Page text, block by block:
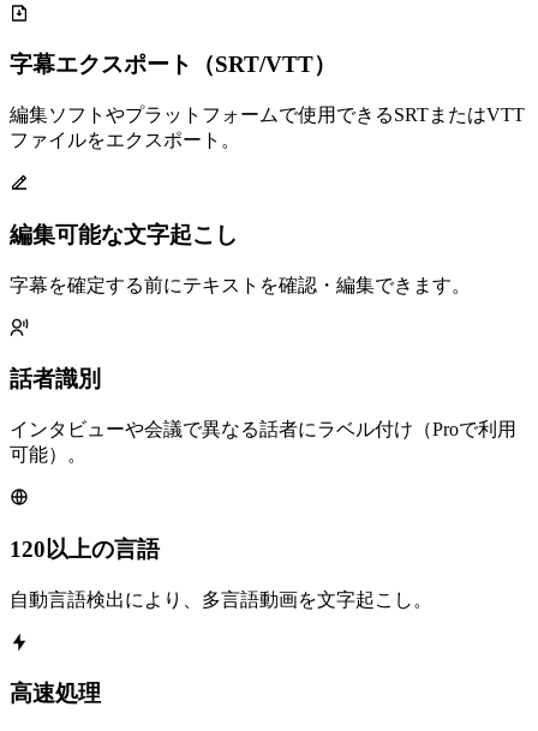
字幕エクスポート（SRT/VTT）
編集ソフトやプラットフォームで使用できるSRTまたはVTT
ファイルをエクスポート。
編集可能な文字起こし
字幕を確定する前にテキストを確認・編集できます。
話者識別
インタビューや会議で異なる話者にラベル付け（Proで利用
可能）。
120以上の言語
自動言語検出により、多言語動画を文字起こし。
高速処理